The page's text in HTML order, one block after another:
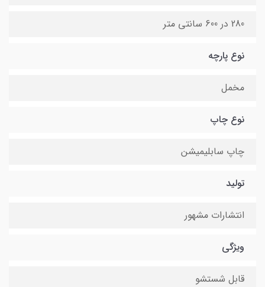
280 در 600 سانتی متر
نوع پارچه
مخمل
نوع چاپ
چاپ سابلیمیشن
تولید
انتشارات مشهور
ویژگی
قابل شستشو